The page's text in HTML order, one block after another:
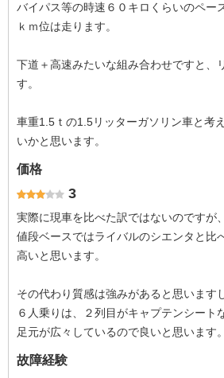
バイパス等の時速６０キロくらいのペー
ｋｍ位は走ります。
下道＋高速みたいな組み合わせですと、
す。
車重1.5ｔの1.5リッターガソリン車と考
いかと思います。
価格
3
実際に現車を比べた訳ではないのですが、
値段ベースではライバルのシエンタと比
高いと思います。
その代わり質感は強みがあると思います
６人乗りは、２列目がキャプテンシート
足元が広々しているので良いと思います。
故障経験